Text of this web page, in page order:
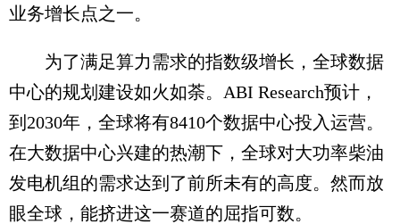
业务增长点之一。
为了满足算力需求的指数级增长，全球数据
中心的规划建设如火如荼。ABI Research预计，
到2030年，全球将有8410个数据中心投入运营。
在大数据中心兴建的热潮下，全球对大功率柴油
发电机组的需求达到了前所未有的高度。然而放
眼全球，能挤进这一赛道的屈指可数。